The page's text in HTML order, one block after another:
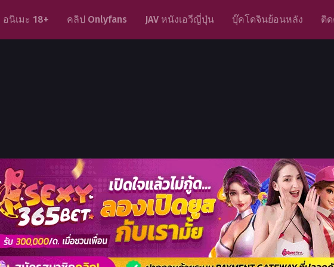
อนิเมะ 18+ คลิป Onlyfans JAV หนังเอวีญี่ปุ่น บุ๊คโดจินย้อนหลัง ติ